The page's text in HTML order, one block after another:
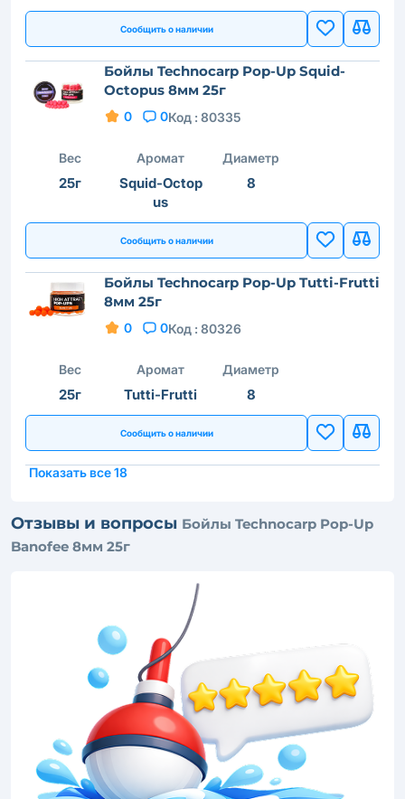
Сообщить о наличии
Бойлы Technocarp Pop-Up Squid-
Octopus 8мм 25г
0 0Код : 80335
Вес
25г
Аромат
Squid-Octop
us
Диаметр
8
Сообщить о наличии
Бойлы Technocarp Pop-Up Tutti-Frutti
8мм 25г
0 0Код : 80326
Вес
25г
Аромат
Tutti-Frutti
Диаметр
8
Сообщить о наличии
Показать все 18
Отзывы и вопросы Бойлы Technocarp Pop-Up
Banofee 8мм 25г